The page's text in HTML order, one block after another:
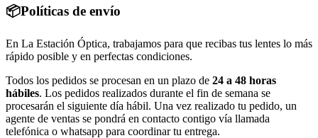
📦Políticas de envío
En La Estación Óptica, trabajamos para que recibas tus lentes lo más
rápido posible y en perfectas condiciones.
Todos los pedidos se procesan en un plazo de 24 a 48 horas
hábiles. Los pedidos realizados durante el fin de semana se
procesarán el siguiente día hábil. Una vez realizado tu pedido, un
agente de ventas se pondrá en contacto contigo vía llamada
telefónica o whatsapp para coordinar tu entrega.